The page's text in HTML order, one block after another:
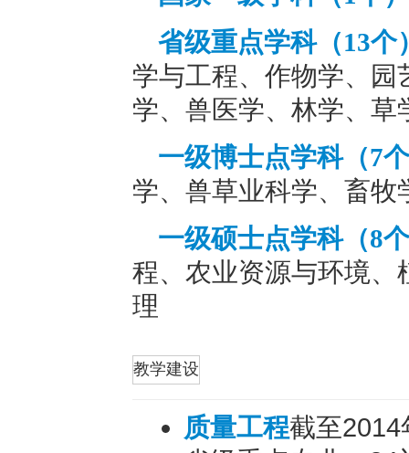
省级重点学科（13个
学与工程、作物学、
学、兽医学、林学、草
一级博士点学科（7
学、兽草业科学、畜牧
一级硕士点学科（8
程、农业资源与环境、
理
教学建设
质量工程截至2014